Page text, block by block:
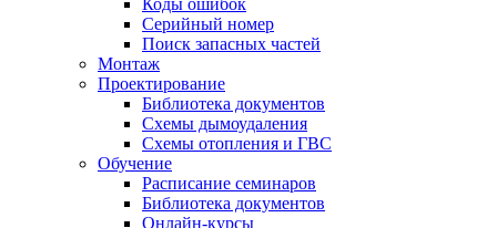
Коды ошибок
Серийный номер
Поиск запасных частей
Монтаж
Проектирование
Библиотека документов
Схемы дымоудаления
Схемы отопления и ГВС
Обучение
Расписание семинаров
Библиотека документов
Онлайн-курсы